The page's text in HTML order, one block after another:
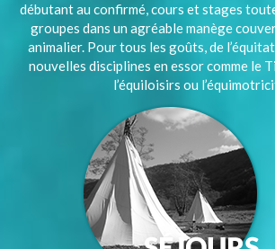
débutant au confirmé, cours et stages
groupes dans un agréable manège
animalier. Pour tous les goûts, de
nouvelles disciplines en essor comme le
l’équiloisirs ou